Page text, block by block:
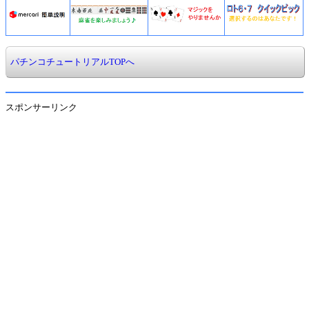
パチンコチュートリアルTOPへ
スポンサーリンク